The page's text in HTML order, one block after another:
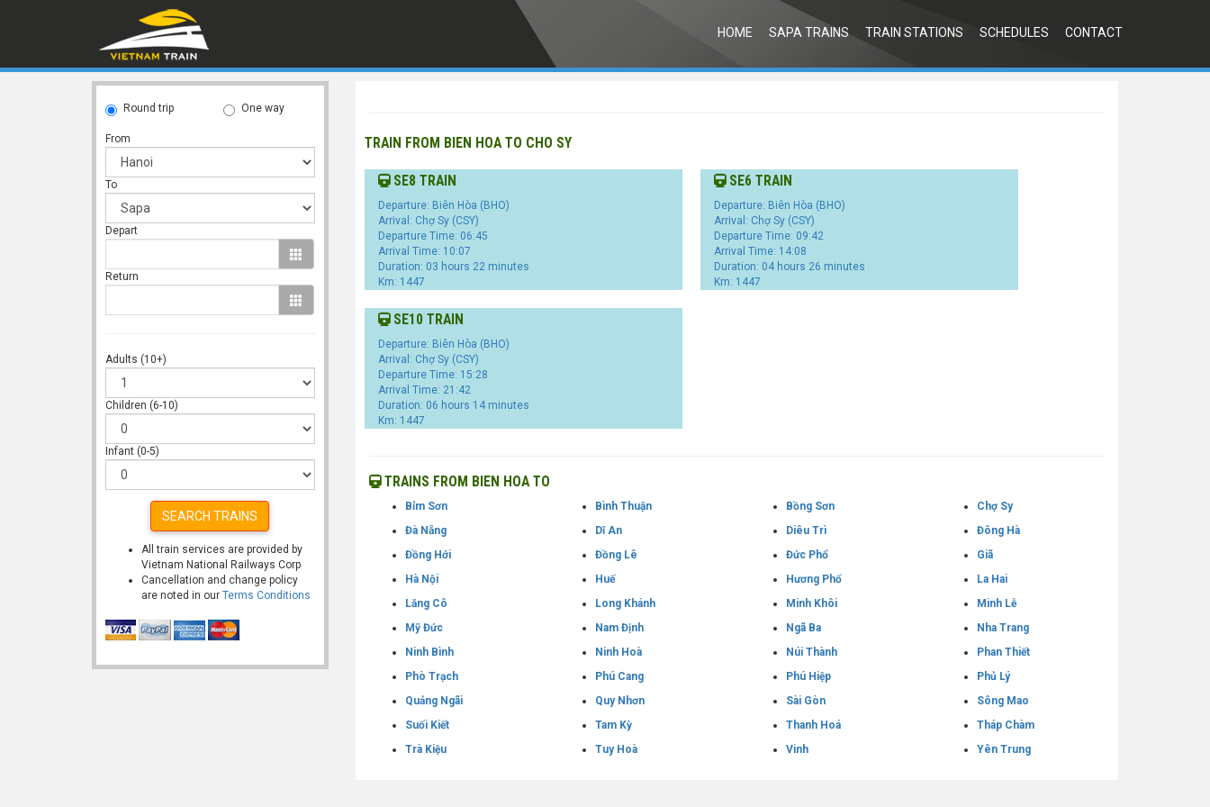
HOME SAPA TRAINS TRAIN STATIONS SCHEDULES CONTACT
Round trip One way
From
To
Depart
Return
Adults (10+)
Children (6-10)
Infant (0-5)
SEARCH TRAINS
All train services are provided by
Vietnam National Railways Corp
Cancellation and change policy
are noted in our Terms Conditions
TRAIN FROM BIEN HOA TO CHO SY
SE8 TRAIN
Departure: Biên Hòa (BHO)
Arrival: Chợ Sy (CSY)
Departure Time: 06:45
Arrival Time: 10:07
Duration: 03 hours 22 minutes
Km: 1447
SE6 TRAIN
Departure: Biên Hòa (BHO)
Arrival: Chợ Sy (CSY)
Departure Time: 09:42
Arrival Time: 14:08
Duration: 04 hours 26 minutes
Km: 1447
SE10 TRAIN
Departure: Biên Hòa (BHO)
Arrival: Chợ Sy (CSY)
Departure Time: 15:28
Arrival Time: 21:42
Duration: 06 hours 14 minutes
Km: 1447
TRAINS FROM BIEN HOA TO
Bỉm Sơn Bình Thuận Bồng Sơn
Chợ Sy
Đà Nẵng
Dĩ An Diêu Trì
Đông Hà
Đồng Hới
Đồng Lê Đức Phổ
Giã
Hà Nội
Huế Hương Phố
La Hai
Lăng Cô
Long Khánh Minh Khôi
Minh Lễ
Mỹ Đức
Nam Định Ngã Ba
Nha Trang
Ninh Bình
Ninh Hoà Núi Thành
Phan Thiết
Phò Trạch
Phú Cang Phú Hiệp
Phủ Lý
Quảng Ngãi
Quy Nhơn Sài Gòn
Sông Mao
Suối Kiết
Tam Kỳ Thanh Hoá
Tháp Chàm
Trà Kiệu
Tuy Hoà Vinh Yên Trung